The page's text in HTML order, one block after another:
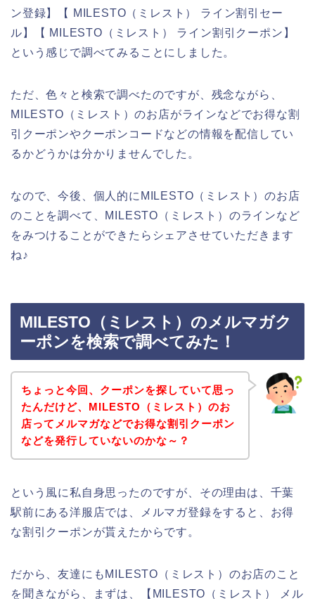
ン登録】【 MILESTO（ミレスト） ライン割引セー
ル】【 MILESTO（ミレスト） ライン割引クーポン】
という感じで調べてみることにしました。
ただ、色々と検索で調べたのですが、残念ながら、
MILESTO（ミレスト）のお店がラインなどでお得な割
引クーポンやクーポンコードなどの情報を配信してい
るかどうかは分かりませんでした。
なので、今後、個人的にMILESTO（ミレスト）のお店
のことを調べて、MILESTO（ミレスト）のラインなど
をみつけることができたらシェアさせていただきます
ね♪
MILESTO（ミレスト）のメルマガク
ーポンを検索で調べてみた！
ちょっと今回、クーポンを探していて思っ
たんだけど、MILESTO（ミレスト）のお
店ってメルマガなどでお得な割引クーポン
などを発行していないのかな～？
という風に私自身思ったのですが、その理由は、千葉
駅前にある洋服店では、メルマガ登録をすると、お得
な割引クーポンが貰えたからです。
だから、友達にもMILESTO（ミレスト）のお店のこと
を聞きながら、まずは、【MILESTO（ミレスト） メル